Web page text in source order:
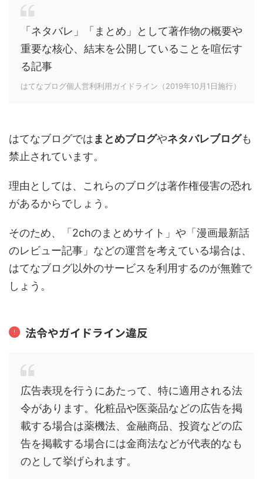
「ネタバレ」「まとめ」として著作物の概要や
重要な核心、結末を公開していることを喧伝す
る記事
はてなブログ個人営利利用ガイドライン（2019年10月1日施行）
はてなブログではまとめブログやネタバレブログも
禁止されています。
理由としては、これらのブログは著作権侵害の恐れ
があるからでしょう。
そのため、「2chのまとめサイト」や「漫画最新話
のレビュー記事」などの運営を考えている場合は、
はてなブログ以外のサービスを利用するのが無難で
しょう。
法令やガイドライン違反
広告表現を行うにあたって、特に適用される法
令があります。化粧品や医薬品などの広告を掲
載する場合は薬機法、金融商品、投資などの広
告を掲載する場合には金商法などが代表的なも
のとして挙げられます。